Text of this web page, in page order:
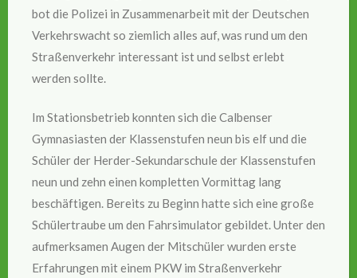
bot die Polizei in Zusammenarbeit mit der Deutschen
Verkehrswacht so ziemlich alles auf, was rund um den
Straßenverkehr interessant ist und selbst erlebt
werden sollte.
Im Stationsbetrieb konnten sich die Calbenser
Gymnasiasten der Klassenstufen neun bis elf und die
Schüler der Herder-Sekundarschule der Klassenstufen
neun und zehn einen kompletten Vormittag lang
beschäftigen. Bereits zu Beginn hatte sich eine große
Schülertraube um den Fahrsimulator gebildet. Unter den
aufmerksamen Augen der Mitschüler wurden erste
Erfahrungen mit einem PKW im Straßenverkehr